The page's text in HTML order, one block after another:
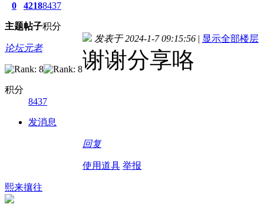
0
主题
4218
帖子
8437
积分
论坛元老
积分
8437
发消息
发表于 2024-1-7 09:15:56 | 显示全部楼层
谢谢分享咯
回复
使用道具 举报
熙来攘往